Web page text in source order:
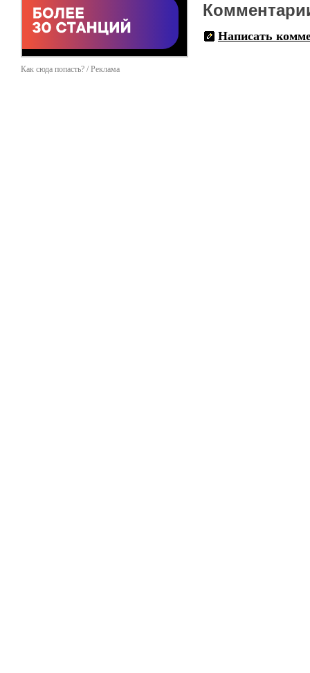
Как сюда попасть? / Реклама
Написать